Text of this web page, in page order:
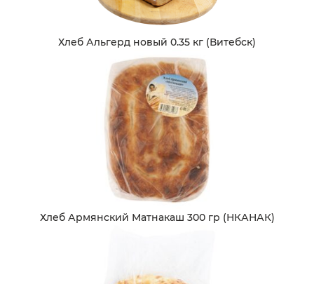
Хлеб Альгерд новый 0.35 кг (Витебск)
Хлеб Армянский Матнакаш 300 гр (НКАНАК)